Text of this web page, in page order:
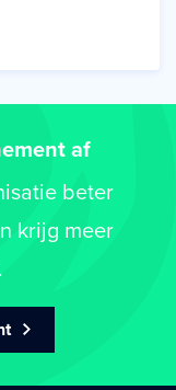
af
beter
krijg meer